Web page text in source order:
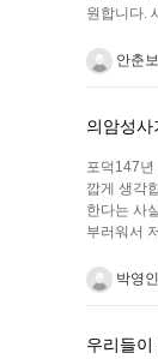
원합니다.
안춘보
의암성
포덕147년
깝게 생각
한다는 사
부러워서
박영인
우리들